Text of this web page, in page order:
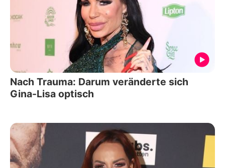
Nach Trauma: Darum veränderte sich
Gina-Lisa optisch